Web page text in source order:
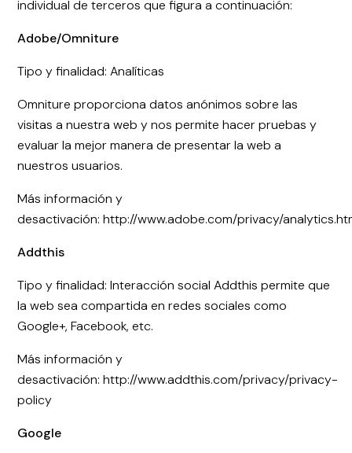
individual de terceros que figura a continuación:
Adobe/Omniture
Tipo y finalidad: Analíticas
Omniture proporciona datos anónimos sobre las
visitas a nuestra web y nos permite hacer pruebas y
evaluar la mejor manera de presentar la web a
nuestros usuarios.
Más información y
desactivación: http://www.adobe.com/privacy/
Addthis
Tipo y finalidad: Interacción social Addthis permite que
la web sea compartida en redes sociales como
Google+, Facebook, etc.
Más información y
desactivación: http://www.addthis.com/privacy/privacy-
policy
Google